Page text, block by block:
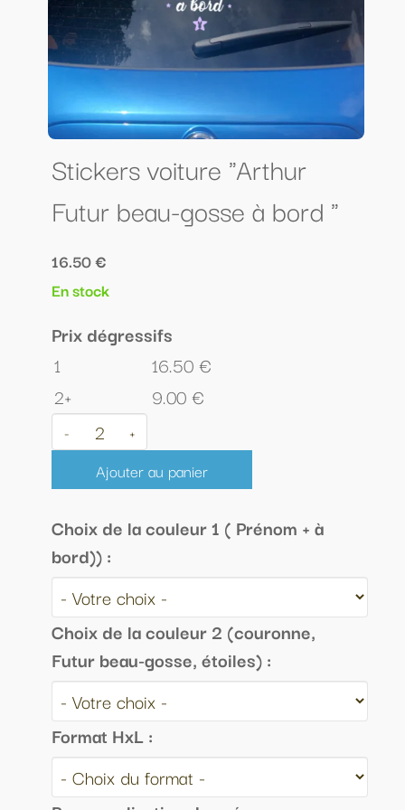
Stickers voiture "Arthur
Futur beau-gosse à bord "
16.50 €
En stock
Prix dégressifs
1
16.50 €
2+
9.00 €
- +
Ajouter au panier
Choix de la couleur 1 ( Prénom + à
bord)) :
Choix de la couleur 2 (couronne,
Futur beau-gosse, étoiles) :
Format HxL :